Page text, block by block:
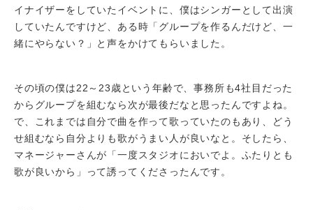
イナイザーをしていたイベントに、僕はシンガーとして出演
していたんですけど、ある時「グループを作るんだけど、一
緒にやらない？」と声をかけてもらいました。
その頃の僕は22～23歳という年齢で、事務所も4社目だった
からグループを組むなら次が最後だなと思ったんですよね。
で、これまでは自分で曲を作って歌っていたのもあり、どう
せ組むなら自分よりも歌がうまい人が良いなと。そしたら、
マネージャーさんが「一度スタジオにおいでよ。ふたりとも
歌が良いから」って誘ってくださったんです。